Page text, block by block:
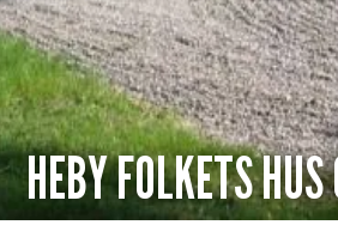
HEBY FOLKETS